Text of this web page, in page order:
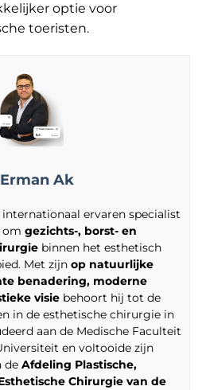
optie voor
toeristen.
Ak
ervaren specialist
om gezichts-, borst- en
binnen het esthetisch
Met zijn op natuurlijke
benadering, moderne
visiebehoort hij tot de
in de esthetische chirurgie in
aan de Medische Faculteit
en voltooide zijn
de Afdeling Plastische,
Chirurgie van de